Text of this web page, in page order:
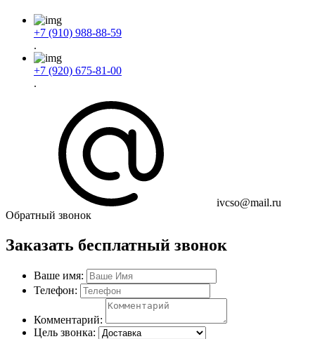
+7 (910) 988-88-59
.
+7 (920) 675-81-00
.
ivcso@mail.ru
Обратный звонок
Заказать бесплатный звонок
Ваше имя:
Телефон:
Комментарий:
Цель звонка: